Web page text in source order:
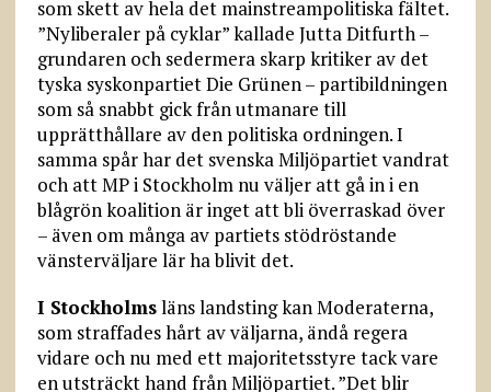
som skett av hela det mainstreampolitiska fältet.
”Nyliberaler på cyklar” kallade Jutta Ditfurth –
grundaren och sedermera skarp kritiker av det
tyska syskonpartiet Die Grünen – partibildningen
som så snabbt gick från utmanare till
upprätthållare av den politiska ordningen. I
samma spår har det svenska Miljöpartiet vandrat
och att MP i Stockholm nu väljer att gå in i en
blågrön koalition är inget att bli överraskad över
– även om många av partiets stödröstande
vänsterväljare lär ha blivit det.
I Stockholmsläns landsting kan Moderaterna,
som straffades hårt av väljarna, ändå regera
vidare och nu med ett majoritetsstyre tack vare
en utsträckt hand från Miljöpartiet. ”Det blir